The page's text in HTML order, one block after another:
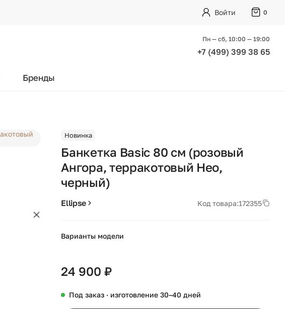
Войти 0
Пн — сб, 10:00 — 19:00
+7 (499) 399 38 65
Бренды
Новинка
Банкетка Basic 80 см (розовый
Ангора, терракотовый Нео,
черный)
Ellipse Код товара:172355
Варианты модели
24 900 ₽
Под заказ · изготовление 30–40 дней